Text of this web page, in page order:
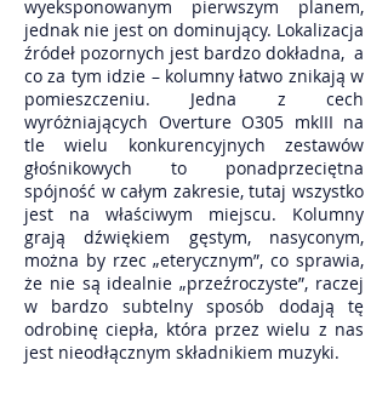
wyeksponowanym pierwszym planem,
jednak nie jest on dominujący. Lokalizacja
źródeł pozornych jest bardzo dokładna, a
co za tym idzie – kolumny łatwo znikają w
pomieszczeniu. Jedna z cech
wyróżniających Overture O305 mkIII na
tle wielu konkurencyjnych zestawów
głośnikowych to ponadprzeciętna
spójność w całym zakresie, tutaj wszystko
jest na właściwym miejscu. Kolumny
grają dźwiękiem gęstym, nasyconym,
można by rzec „eterycznym”, co sprawia,
że nie są idealnie „przeźroczyste”, raczej
w bardzo subtelny sposób dodają tę
odrobinę ciepła, która przez wielu z nas
jest nieodłącznym składnikiem muzyki.